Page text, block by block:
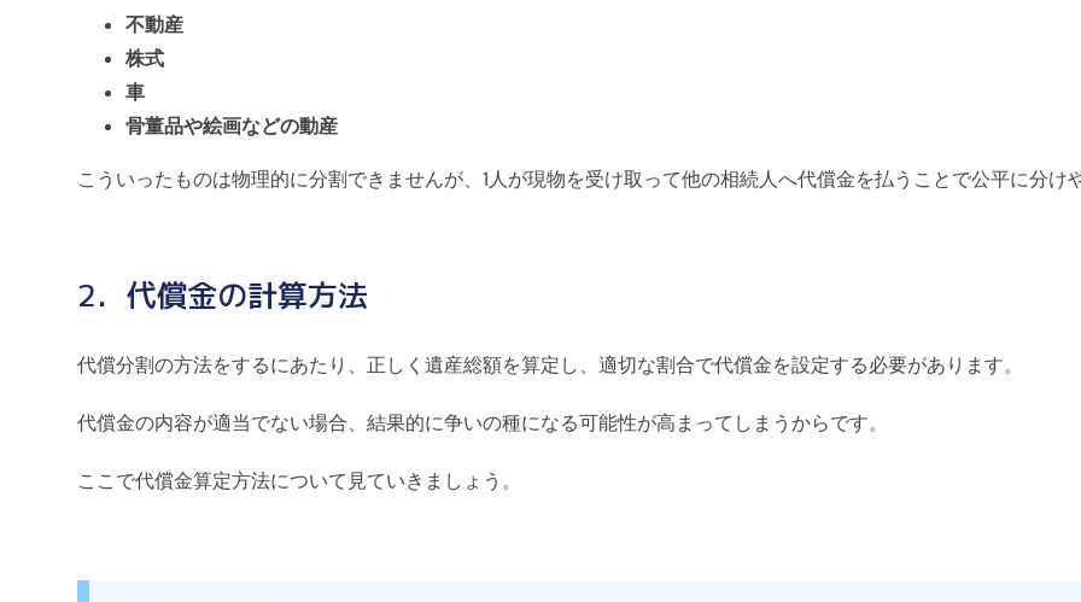
不動産
株式
車
骨董品や絵画などの動産
こういったものは物理的に分割できませんが、1人が現物を受け取って他の相続人へ代償金を払うことで公平に分け
2．代償金の計算方法
代償分割の方法をするにあたり、正しく遺産総額を算定し、適切な割合で代償金を設定する必要があります。
代償金の内容が適当でない場合、結果的に争いの種になる可能性が高まってしまうからです。
ここで代償金算定方法について見ていきましょう。